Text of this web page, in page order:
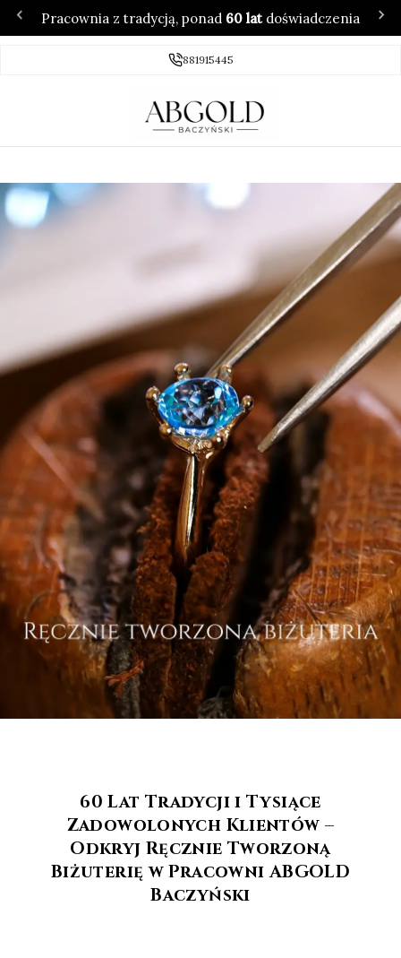
Pracownia z tradycją, ponad 60 latdoświadczenia
881915445
60 Lat Tradycji i Tysiące
Zadowolonych Klientów –
Odkryj Ręcznie Tworzoną
Biżuterię w Pracowni ABGOLD
Baczyński